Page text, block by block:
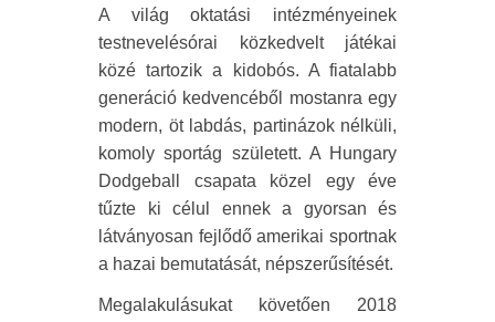
A világ oktatási intézményeinek
testnevelésórai közkedvelt játékai
közé tartozik a kidobós. A fiatalabb
generáció kedvencéből mostanra egy
modern, öt labdás, partinázok nélküli,
komoly sportág született. A Hungary
Dodgeball csapata közel egy éve
tűzte ki célul ennek a gyorsan és
látványosan fejlődő amerikai sportnak
a hazai bemutatását, népszerűsítését.
Megalakulásukat követően 2018